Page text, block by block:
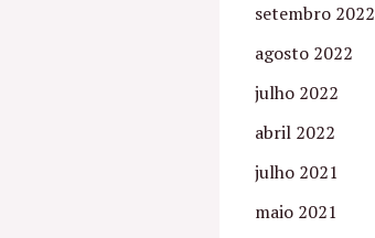
setembro 2022
agosto 2022
julho 2022
abril 2022
julho 2021
maio 2021